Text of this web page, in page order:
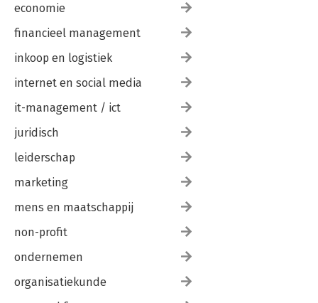
economie
financieel management
inkoop en logistiek
internet en social media
it-management / ict
juridisch
leiderschap
marketing
mens en maatschappij
non-profit
ondernemen
organisatiekunde